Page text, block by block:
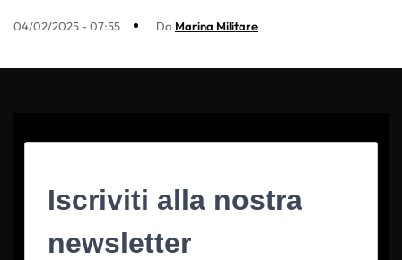
04/02/2025 - 07:55 Da Marina Militare
Iscriviti alla nostra
newsletter